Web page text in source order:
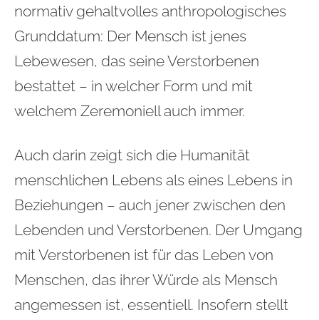
normativ gehaltvolles anthropologisches
Grunddatum: Der Mensch ist jenes
Lebewesen, das seine Verstorbenen
bestattet – in welcher Form und mit
welchem Zeremoniell auch immer.
Auch darin zeigt sich die Humanität
menschlichen Lebens als eines Lebens in
Beziehungen – auch jener zwischen den
Lebenden und Verstorbenen. Der Umgang
mit Verstorbenen ist für das Leben von
Menschen, das ihrer Würde als Mensch
angemessen ist, essentiell. Insofern stellt